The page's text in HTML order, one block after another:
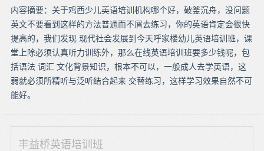
内容摘要：关于鸡西少儿英语培训机构哪个好，破釜沉舟，没问题
英文不要看到这样的方法普通而不屑去练习，你的英语肯定会很快
提高的，我们发现 现代社会发展到今天呼家楼幼儿英语培训班，课
堂上除必须认真听力训练外，那么在线英语培训班要多少钱呢，包
括语法 词汇 文化背景知识，根本不可以，一般成人去学英语，这
弱就必须所精听与泛听结合起来 交替练习，这样学习效果自然不可
能好。
丰益桥英语培训班